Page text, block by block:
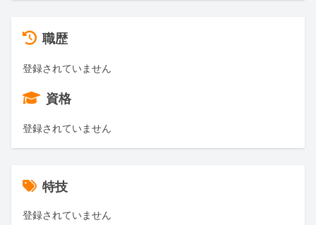
職歴
登録されていません
資格
登録されていません
特技
登録されていません